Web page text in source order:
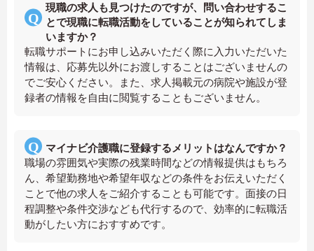
現職の求人も見つけたのですが、問い合わせするこ
とで現職に転職活動をしていることが知られてしま
いますか？
転職サポートにお申し込みいただく際に入力いただいた
情報は、応募先以外にお渡しすることはございませんの
でご安心ください。また、求人掲載元の病院や施設が登
録者の情報を自由に閲覧することもございません。
マイナビ介護職に登録するメリットはなんですか？
職場の雰囲気や実際の残業時間などの情報提供はもちろ
ん、希望勤務地や希望年収などの条件をお伝えいただく
ことで他の求人をご紹介することも可能です。面接の日
程調整や条件交渉なども代行するので、効率的に転職活
動がしたい方におすすめです。